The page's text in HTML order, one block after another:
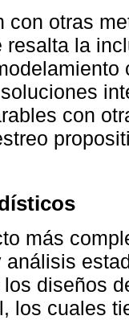
con otras
resalta la
con
más
análisis
diseños
los cuales